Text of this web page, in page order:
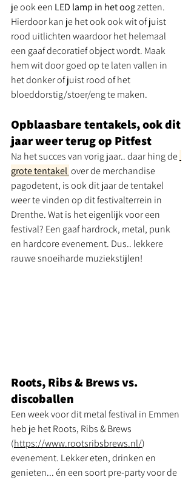
je ook een LED lamp in het oog zetten.
Hierdoor kan je het ook ook wit of juist
rood uitlichten waardoor het helemaal
een gaaf decoratief object wordt. Maak
hem wit door goed op te laten vallen in
het donker of juist rood of het
bloeddorstig/stoer/eng te maken.
Opblaasbare tentakels, ook dit
jaar weer terug op Pitfest
Na het succes van vorig jaar.. daar hing de
grote tentakel over de merchandise
pagodetent, is ook dit jaar de tentakel
weer te vinden op dit festivalterrein in
Drenthe. Wat is het eigenlijk voor een
festival? Een gaaf hardrock, metal, punk
en hardcore evenement. Dus.. lekkere
rauwe snoeiharde muziekstijlen!
Roots, Ribs & Brews vs.
discoballen
Een week voor dit metal festival in Emmen
heb je het Roots, Ribs & Brews
(https://www.rootsribsbrews.nl/)
evenement. Lekker eten, drinken en
genieten... én een soort pre-party voor de